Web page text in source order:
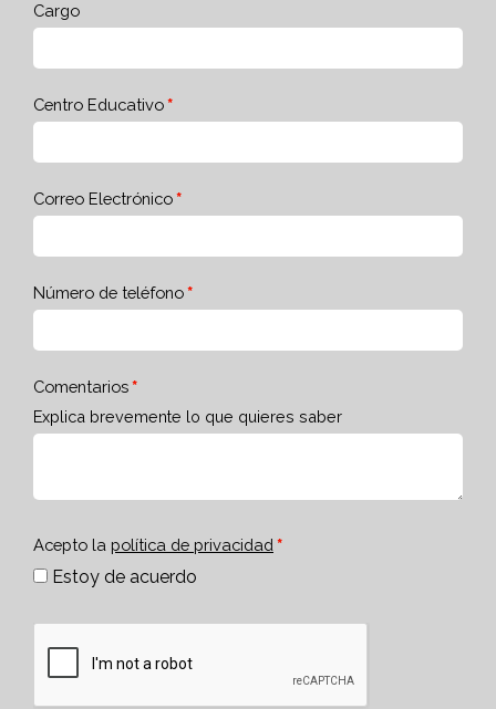
Cargo
Centro Educativo
Correo Electrónico
Número de teléfono
Comentarios
Explica brevemente lo que quieres saber
Acepto la política de privacidad
Estoy de acuerdo